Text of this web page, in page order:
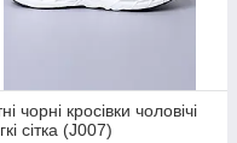
чорні кросівки чоловічі
сітка (J007)